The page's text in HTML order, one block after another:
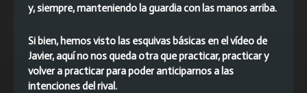
y, siempre, manteniendo la guardia con las manos arriba.
Si bien, hemos visto las esquivas básicas en el vídeo de
Javier, aquí no nos queda otra que practicar, practicar y
volver a practicar para poder anticiparnos a las
intenciones del rival.